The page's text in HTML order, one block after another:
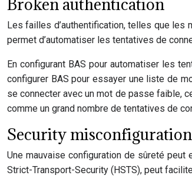
Broken authentication
Les failles d’authentification, telles que les
permet d’automatiser les tentatives de
En configurant BAS pour automatiser les
configurer BAS pour essayer une liste de
se connecter avec un mot de passe faible,
comme un grand nombre de tentatives de
Security
Une mauvaise configuration de sûreté
Strict-Transport-Security (HSTS), peut